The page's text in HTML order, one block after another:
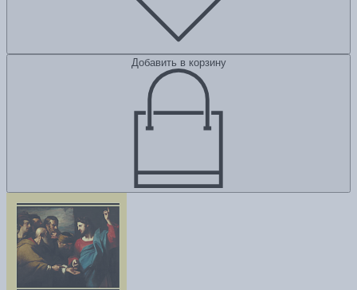
Добавить в корзину